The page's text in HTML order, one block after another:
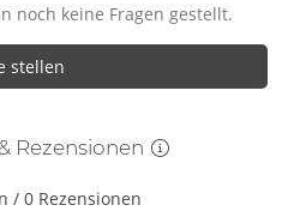
noch keine Fragen gestellt.
stellen
& Rezensionen
/ 0 Rezensionen